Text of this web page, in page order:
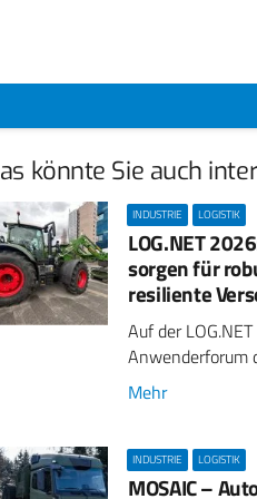
könnte Sie auch
INDUSTRIE LOGISTIK
LOG.NET
sorgen für
resiliente
Auf der
Anwenderforum
Mehr
INDUSTRIE LOGISTIK
MOSAIC –